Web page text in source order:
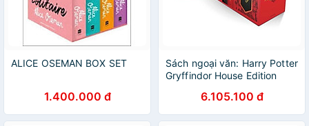
ALICE OSEMAN BOX SET
1.400.000 đ
Sách ngoại văn: Harry Potter
Gryffindor House Edition
6.105.100 đ